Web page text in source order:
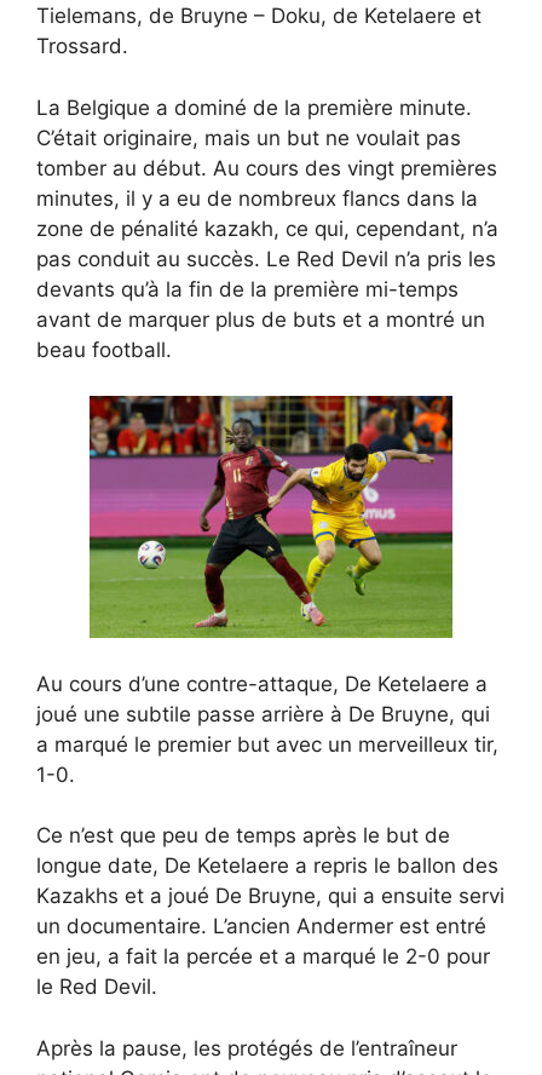
Tielemans, de Bruyne – Doku, de Ketelaere et
Trossard.
La Belgique a dominé de la première minute.
C’était originaire, mais un but ne voulait pas
tomber au début. Au cours des vingt premières
minutes, il y a eu de nombreux flancs dans la
zone de pénalité kazakh, ce qui, cependant, n’a
pas conduit au succès. Le Red Devil n’a pris les
devants qu’à la fin de la première mi-temps
avant de marquer plus de buts et a montré un
beau football.
Au cours d’une contre-attaque, De Ketelaere a
joué une subtile passe arrière à De Bruyne, qui
a marqué le premier but avec un merveilleux tir,
1-0.
Ce n’est que peu de temps après le but de
longue date, De Ketelaere a repris le ballon des
Kazakhs et a joué De Bruyne, qui a ensuite servi
un documentaire. L’ancien Andermer est entré
en jeu, a fait la percée et a marqué le 2-0 pour
le Red Devil.
Après la pause, les protégés de l’entraîneur